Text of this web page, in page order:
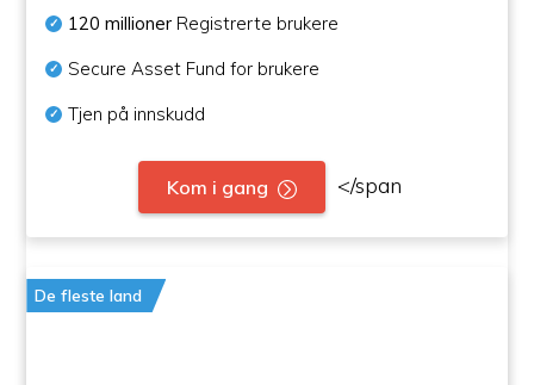
120 millioner Registrerte brukere
Secure Asset Fund for brukere
Tjen på innskudd
Kom i gang </span
De fleste land